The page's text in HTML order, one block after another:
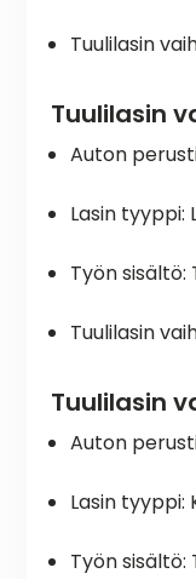
Tuulilasin
Tuulilasin
Auton
Lasin
Työn sisältö:
Tuulilasin
Tuulilasin
Auton
Lasin tyyppi:
Työn sisältö: